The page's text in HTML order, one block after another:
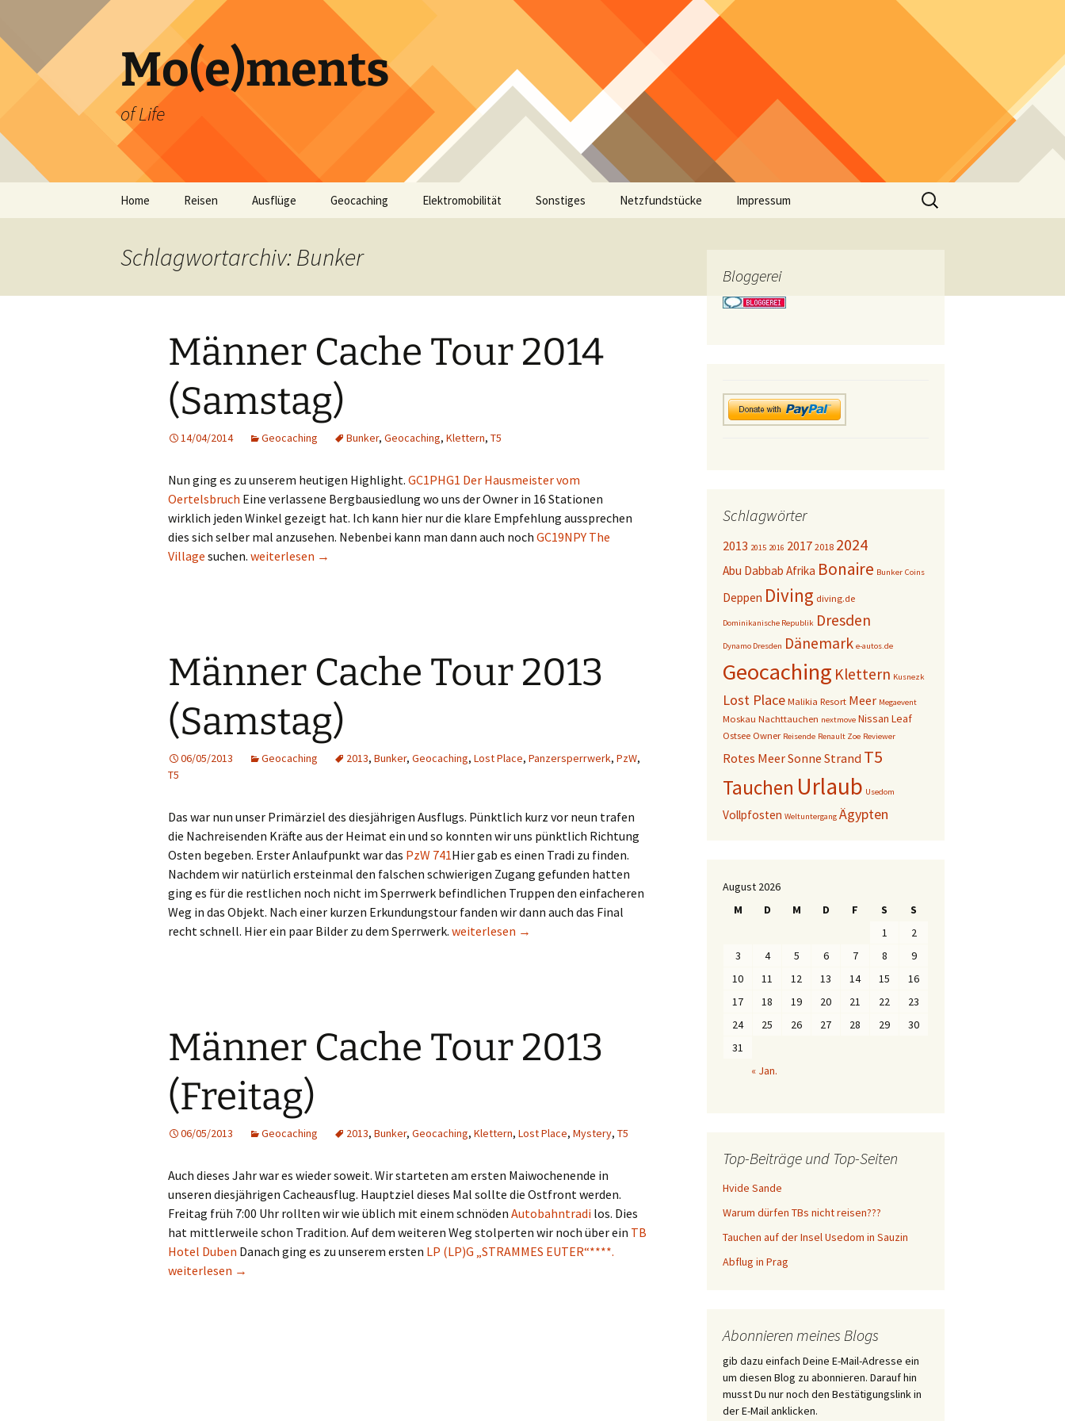
springen
Mo(e)ments
of Life
Home Reisen Ausflüge Geocaching Elektromobilität Sonstiges Netzfundstücke Impressum
Suchen
nach:
Schlagwortarchiv: Bunker
Männer Cache Tour 2014
(Samstag)
14/04/2014 Geocaching Bunker, Geocaching, Klettern, T5
Nun ging es zu unserem heutigen Highlight. GC1PHG1 Der Hausmeister vom
Oertelsbruch Eine verlassene Bergbausiedlung wo uns der Owner in 16 Stationen
wirklich jeden Winkel gezeigt hat. Ich kann hier nur die klare Empfehlung aussprechen
dies sich selber mal anzusehen. Nebenbei kann man dann auch noch GC19NPY The
Village suchen. Männer Cache Tour 2014 (Samstag)
weiterlesen →
Männer Cache Tour 2013
(Samstag)
06/05/2013 Geocaching 2013, Bunker, Geocaching, Lost Place, Panzersperrwerk, PzW,
T5
Das war nun unser Primärziel des diesjährigen Ausflugs. Pünktlich kurz vor neun trafen
die Nachreisenden Kräfte aus der Heimat ein und so konnten wir uns pünktlich Richtung
Osten begeben. Erster Anlaufpunkt war das PzW 741Hier gab es einen Tradi zu finden.
Nachdem wir natürlich ersteinmal den falschen schwierigen Zugang gefunden hatten
ging es für die restlichen noch nicht im Sperrwerk befindlichen Truppen den einfacheren
Weg in das Objekt. Nach einer kurzen Erkundungstour fanden wir dann auch das Final
recht schnell. Hier ein paar Bilder zu dem Sperrwerk. Männer Cache Tour 2013 (Samstag)
weiterlesen →
Männer Cache Tour 2013
(Freitag)
06/05/2013 Geocaching 2013, Bunker, Geocaching, Klettern, Lost Place, Mystery, T5
Auch dieses Jahr war es wieder soweit. Wir starteten am ersten Maiwochenende in
unseren diesjährigen Cacheausflug. Hauptziel dieses Mal sollte die Ostfront werden.
Freitag früh 7:00 Uhr rollten wir wie üblich mit einem schnöden Autobahntradi los. Dies
hat mittlerweile schon Tradition. Auf dem weiteren Weg stolperten wir noch über ein TB
Hotel Duben Danach ging es zu unserem ersten LP (LP)G „STRAMMES EUTER“****.
Männer Cache Tour 2013 (Freitag)
weiterlesen →
Bloggerei
Schlagwörter
2013 2015 2016 2017 2018 2024
Abu Dabbab Afrika Bonaire Bunker Coins
Deppen Diving diving.de
Dominikanische Republik Dresden
Dynamo Dresden Dänemark e-autos.de
Geocaching Klettern Kusnezk
Lost Place Malikia Resort Meer Megaevent
Moskau Nachttauchen nextmove Nissan Leaf
Ostsee Owner Reisende Renault Zoe Reviewer
Rotes MeerSonne Strand T5
Tauchen Urlaub Usedom
Vollpfosten Weltuntergang Ägypten
August 2026
M
D M D F S
S
1
2
3
4 5 6 7 8
9
10
11 12 13 14 15
16
17
18 19 20 21 22
23
24
25 26 27 28 29
30
31
« Jan.
Top-Beiträge und Top-Seiten
Hvide Sande
Warum dürfen TBs nicht reisen???
Tauchen auf der Insel Usedom in Sauzin
Abflug in Prag
Abonnieren meines Blogs
gib dazu einfach Deine E-Mail-Adresse ein
um diesen Blog zu abonnieren. Darauf hin
musst Du nur noch den Bestätigungslink in
der E-Mail anklicken.